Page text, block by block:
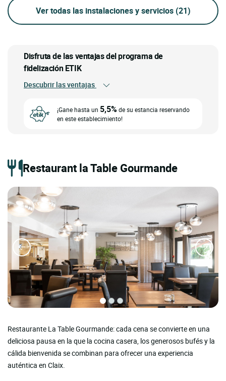
Ver todas las instalaciones y servicios (21)
Disfruta de las ventajas del programa de
fidelización ETIK
Descubrir las ventajas
¡Gane hasta un 5,5%de su estancia reservando
en este establecimiento!
Restaurant la Table Gourmande
Restaurante La Table Gourmande: cada cena se convierte en una
deliciosa pausa en la que la cocina casera, los generosos bufés y la
cálida bienvenida se combinan para ofrecer una experiencia
auténtica en Claix.